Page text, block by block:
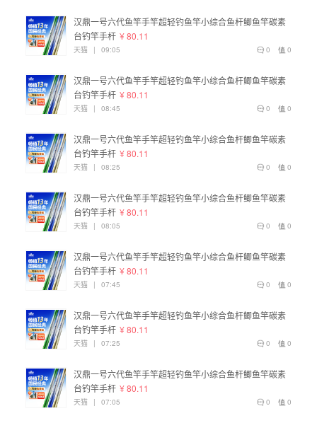
汉鼎一号六代鱼竿手竿超轻钓鱼竿小综合鱼杆鲫鱼竿碳素
台钓竿手杆 ¥ 80.11
0
0
天猫 | 09:05
汉鼎一号六代鱼竿手竿超轻钓鱼竿小综合鱼杆鲫鱼竿碳素
台钓竿手杆 ¥ 80.11
0
0
天猫 | 08:45
汉鼎一号六代鱼竿手竿超轻钓鱼竿小综合鱼杆鲫鱼竿碳素
台钓竿手杆 ¥ 80.11
0
0
天猫 | 08:25
汉鼎一号六代鱼竿手竿超轻钓鱼竿小综合鱼杆鲫鱼竿碳素
台钓竿手杆 ¥ 80.11
0
0
天猫 | 08:05
汉鼎一号六代鱼竿手竿超轻钓鱼竿小综合鱼杆鲫鱼竿碳素
台钓竿手杆 ¥ 80.11
0
0
天猫 | 07:45
汉鼎一号六代鱼竿手竿超轻钓鱼竿小综合鱼杆鲫鱼竿碳素
台钓竿手杆 ¥ 80.11
0
0
天猫 | 07:25
汉鼎一号六代鱼竿手竿超轻钓鱼竿小综合鱼杆鲫鱼竿碳素
台钓竿手杆 ¥ 80.11
0
0
天猫 | 07:05